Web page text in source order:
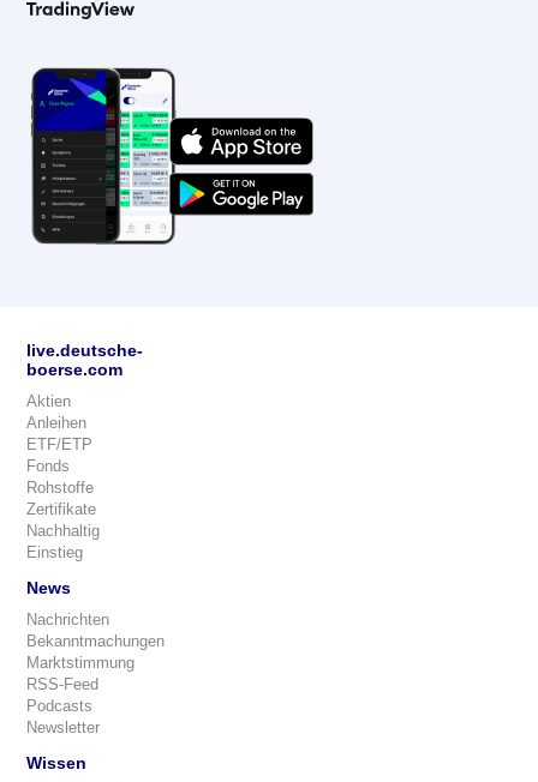
live.deutsche-
boerse.com
Aktien
Anleihen
ETF/ETP
Fonds
Rohstoffe
Zertifikate
Nachhaltig
Einstieg
News
Nachrichten
Bekanntmachungen
Marktstimmung
RSS-Feed
Podcasts
Newsletter
Wissen